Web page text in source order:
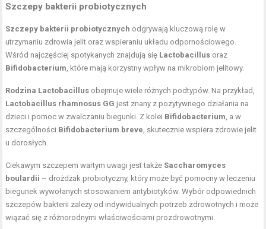
Szczepy bakterii probiotycznych
Szczepy bakterii probiotycznych odgrywają kluczową rolę w
utrzymaniu zdrowia jelit oraz wspieraniu układu odpornościowego.
Wśród najczęściej spotykanych znajdują się Lactobacillus oraz
Bifidobacterium , które mają korzystny wpływ na mikrobiom jelitowy.
Rodzina Lactobacillus obejmuje wiele różnych podtypów. Na przykład,
Lactobacillus rhamnosus GG jest znany z pozytywnego działania na
dzieci i pomoc w zwalczaniu biegunki. Z kolei Bifidobacterium , a w
szczególności Bifidobacterium breve , skutecznie wspiera zdrowie jelit
u dorosłych.
Ciekawym szczepem wartym uwagi jest także Saccharomyces
boulardii – drożdżak probiotyczny, który może być pomocny w leczeniu
biegunek wywołanych stosowaniem antybiotyków. Wybór odpowiednich
szczepów bakterii zależy od indywidualnych potrzeb zdrowotnych i może
wiązać się z różnorodnymi właściwościami prozdrowotnymi.